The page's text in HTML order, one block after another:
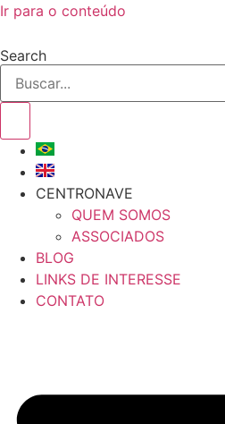
Ir para o conteúdo
Search
CENTRONAVE
QUEM SOMOS
ASSOCIADOS
BLOG
LINKS DE INTERESSE
CONTATO